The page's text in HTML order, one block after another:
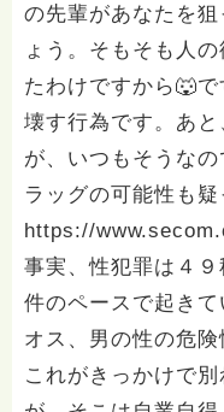
の先輩があなたを
ょう。そもそも人
たわけですから🐺
壊す行為です。あ
が、いつもそうな
ラッグの可能性も疑
https://
事実、性犯罪は４
件のペースで起きて
オス、男の性の危険
これがきっかけで